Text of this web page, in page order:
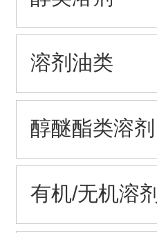
溶剂油类
醇醚酯类溶剂
有机/无机溶剂